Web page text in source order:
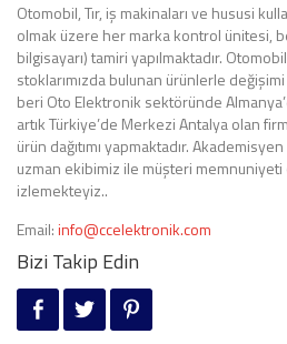
Otomobil, Tır, iş makinaları ve hususi
olmak üzere her marka kontrol ünitesi,
bilgisayarı) tamiri yapılmaktadır.
stoklarımızda bulunan ürünlerle
beri Oto Elektronik sektöründe
artık Türkiye’de Merkezi Antalya olan
ürün dağıtımı yapmaktadır.
uzman ekibimiz ile müşteri memnuniyeti
izlemekteyiz..
Email:info@ccelektronik.com
Bizi Takip Edin